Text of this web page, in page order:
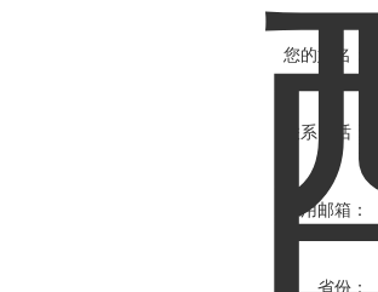
您的姓名：
联系电话：
常用邮箱：
省份：